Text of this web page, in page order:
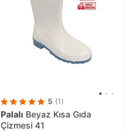
5 (1)
Palalı Beyaz Kısa Gıda
Çizmesi 41